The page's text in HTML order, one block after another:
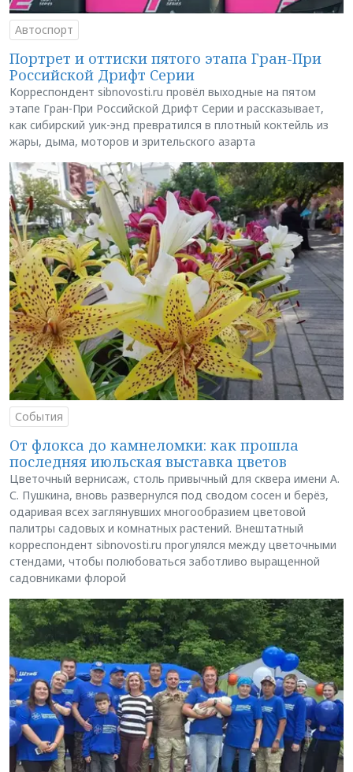
Автоспорт
Портрет и оттиски пятого этапа Гран-При
Российской Дрифт Серии
Корреспондент sibnovosti.ru провёл выходные на пятом
этапе Гран-При Российской Дрифт Серии и рассказывает,
как сибирский уик-энд превратился в плотный коктейль из
жары, дыма, моторов и зрительского азарта
События
От флокса до камнеломки: как прошла
последняя июльская выставка цветов
Цветочный вернисаж, столь привычный для сквера имени А.
С. Пушкина, вновь развернулся под сводом сосен и берёз,
одаривая всех заглянувших многообразием цветовой
палитры садовых и комнатных растений. Внештатный
корреспондент sibnovosti.ru прогулялся между цветочными
стендами, чтобы полюбоваться заботливо выращенной
садовниками флорой